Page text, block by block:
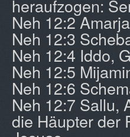
heraufzogen:
Neh 12:2
Neh 12:3
Neh 12:4 Iddo,
Neh 12:5
Neh 12:6
Neh 12:7 Sallu,
die Häupter der